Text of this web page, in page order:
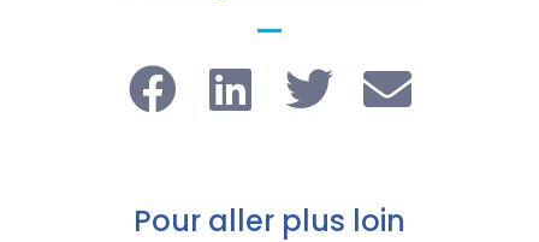
Pour aller plus loin